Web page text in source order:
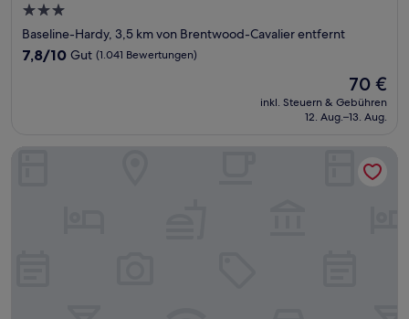
3.0-
Sterne-
Unterkunft
Baseline-Hardy, 3,5 km von Brentwood-Cavalier entfernt
7.8
7,8/10 Gut (1.041 Bewertungen)
Der
Preis
beträgt
70 €
inkl. Steuern & Gebühren
12. Aug.–13. Aug.
Drury Inn & Suites Phoenix Airport